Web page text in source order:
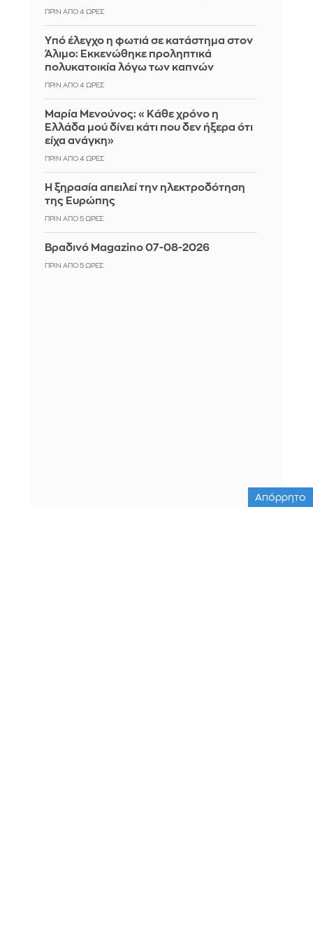
ΠΡΙΝ ΑΠΌ 4 ΏΡΕΣ
Yπό έλεγχο η φωτιά σε κατάστημα στον
Άλιμο: Εκκενώθηκε προληπτικά
πολυκατοικία λόγω των καπνών
ΠΡΙΝ ΑΠΌ 4 ΏΡΕΣ
Μαρία Μενούνος: «Κάθε χρόνο η
Ελλάδα μού δίνει κάτι που δεν ήξερα ότι
είχα ανάγκη»
ΠΡΙΝ ΑΠΌ 4 ΏΡΕΣ
Η ξηρασία απειλεί την ηλεκτροδότηση
της Ευρώπης
ΠΡΙΝ ΑΠΌ 5 ΏΡΕΣ
Βραδινό Magazino 07-08-2026
ΠΡΙΝ ΑΠΌ 5 ΏΡΕΣ
Απόρρητο